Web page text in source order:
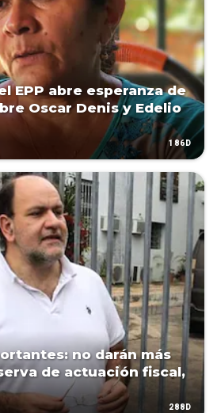
EPP abre esperanza de
Oscar Denis y Edelio
186D
no darán más
de actuación fiscal,
288D